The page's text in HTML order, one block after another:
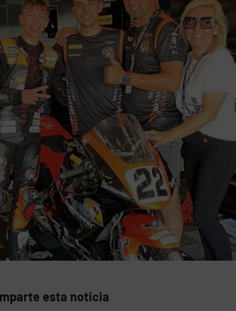
esta noticia